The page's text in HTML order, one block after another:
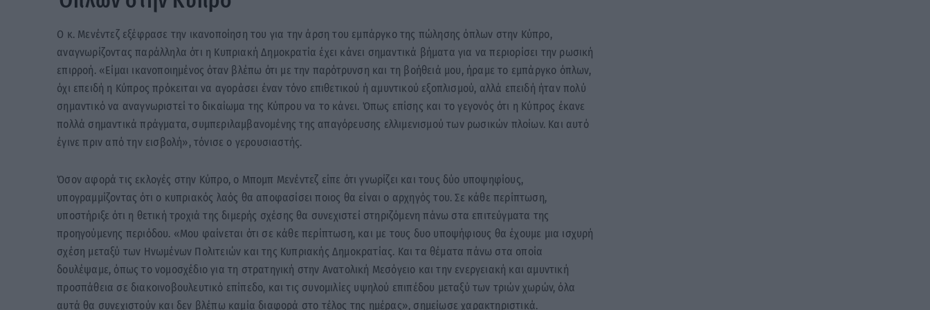
Ο κ. Μενέντεζ εξέφρασε την ικανοποίηση του για την άρση του εμπάργκο της πώλησης όπλων στην Κύπρο,
αναγνωρίζοντας παράλληλα ότι η Κυπριακή Δημοκρατία έχει κάνει σημαντικά βήματα για να περιορίσει την ρωσική
επιρροή. «Είμαι ικανοποιημένος όταν βλέπω ότι με την παρότρυνση και τη βοήθειά μου, ήραμε το εμπάργκο όπλων,
όχι επειδή η Κύπρος πρόκειται να αγοράσει έναν τόνο επιθετικού ή αμυντικού εξοπλισμού, αλλά επειδή ήταν πολύ
σημαντικό να αναγνωριστεί το δικαίωμα της Κύπρου να το κάνει. Όπως επίσης και το γεγονός ότι η Κύπρος έκανε
πολλά σημαντικά πράγματα, συμπεριλαμβανομένης της απαγόρευσης ελλιμενισμού των ρωσικών πλοίων. Και αυτό
έγινε πριν από την εισβολή», τόνισε ο γερουσιαστής.
Όσον αφορά τις εκλογές στην Κύπρο, ο Μπομπ Μενέντεζ είπε ότι γνωρίζει και τους δύο υποψηφίους,
υπογραμμίζοντας ότι ο κυπριακός λαός θα αποφασίσει ποιος θα είναι ο αρχηγός του. Σε κάθε περίπτωση,
υποστήριξε ότι η θετική τροχιά της διμερής σχέσης θα συνεχιστεί στηριζόμενη πάνω στα επιτεύγματα της
προηγούμενης περιόδου. «Μου φαίνεται ότι σε κάθε περίπτωση, και με τους δυο υποψήφιους θα έχουμε μια ισχυρή
σχέση μεταξύ των Ηνωμένων Πολιτειών και της Κυπριακής Δημοκρατίας. Και τα θέματα πάνω στα οποία
δουλέψαμε, όπως το νομοσχέδιο για τη στρατηγική στην Ανατολική Μεσόγειο και την ενεργειακή και αμυντική
προσπάθεια σε διακοινοβουλευτικό επίπεδο, και τις συνομιλίες υψηλού επιπέδου μεταξύ των τριών χωρών, όλα
αυτά θα συνεχιστούν και δεν βλέπω καμία διαφορά στο τέλος της ημέρας», σημείωσε χαρακτηριστικά.